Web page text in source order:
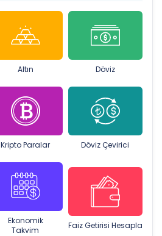
Altın Döviz
Kripto Paralar Döviz Çevirici
Ekonomik
Takvim
Faiz Getirisi Hesapla